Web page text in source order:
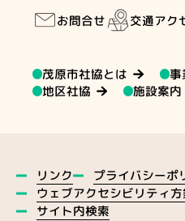
お問合せ 交通アク
茂原市社協とは
地区社協
施設案内
リンク プライバシーポ
ウェブアクセシビリティ
サイト内検索